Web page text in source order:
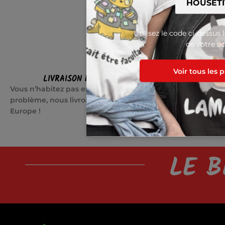
LIVRAISON EN EUROPE
Vous n’habitez pas en France ? Pas de
problème, nous livrons partout en
Europe !
Quelque
jours pour
LE
Utilisez le code ci-dessus
de votre
Voir tous les